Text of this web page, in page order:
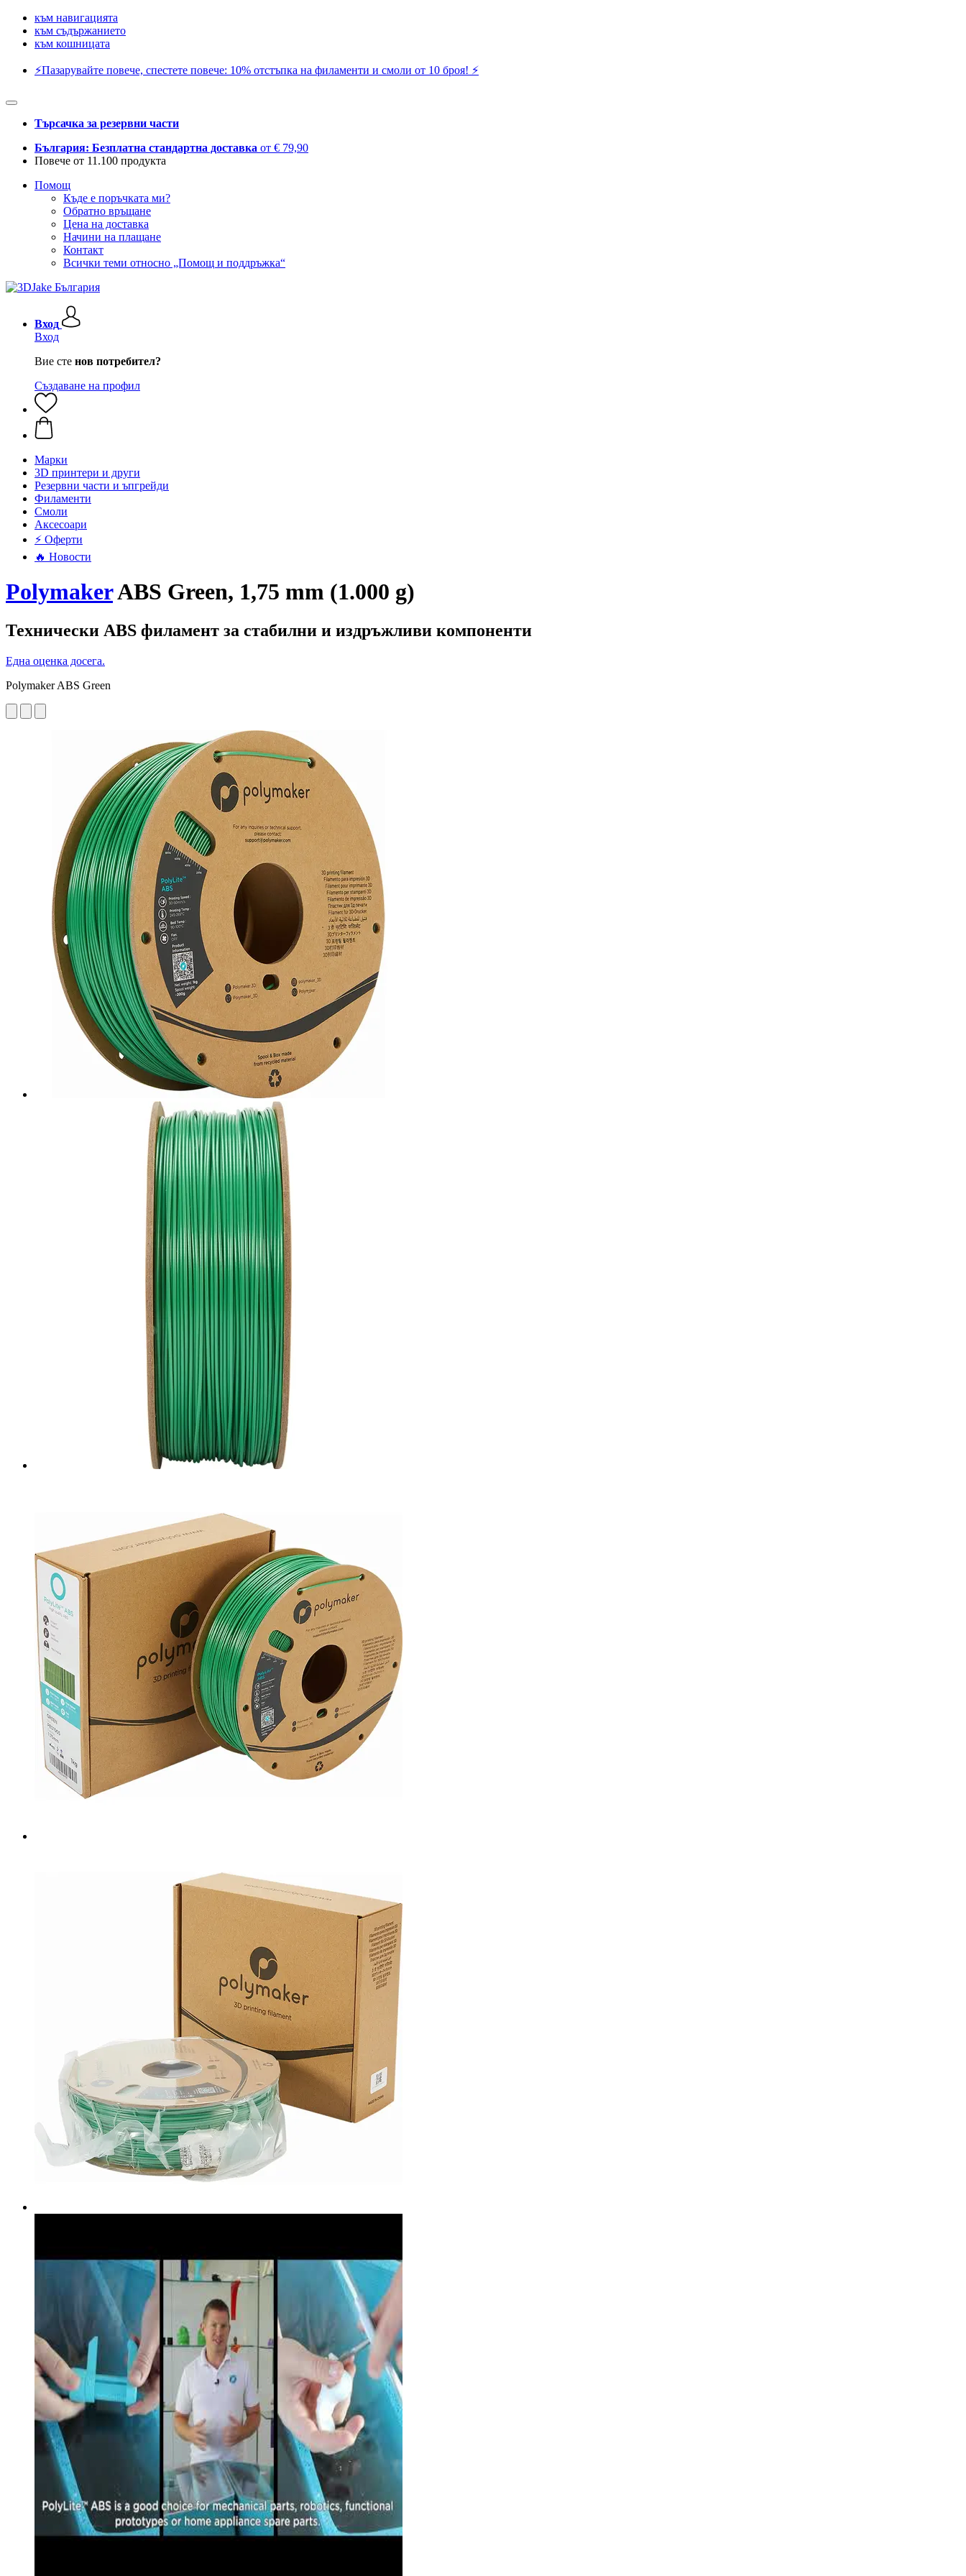
към навигацията
към съдържанието
към кошницата
⚡️Пазарувайте повече, спестете повече: 10% отстъпка на филаменти и смоли от 10 броя! ⚡️
Търсачка за резервни части
България: Безплатна стандартна доставка от € 79,90
Повече от 11.100 продукта
Помощ
Къде е поръчката ми?
Обратно връщане
Цена на доставка
Начини на плащане
Контакт
Всички теми относно „Помощ и поддръжка“
Вход
Вход
Вие сте нов потребител?
Създаване на профил
Mарки
3D принтери и други
Резервни части и ъпгрейди
Филаменти
Смоли
Аксесоари
⚡ Оферти
🔥 Новости
PolymakerABS Green, 1,75 mm (1.000 g)
Технически ABS филамент за стабилни и издръжливи компоненти
Една оценка досега.
Polymaker ABS Green